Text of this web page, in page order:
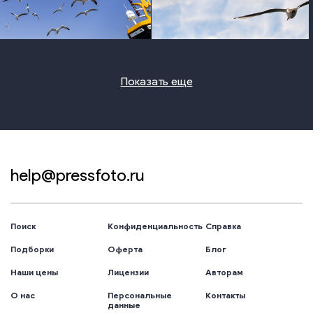
photo photo
Показать еще
help@pressfoto.ru
Поиск
Подборки
Наши цены
О нас
Конфиденциальность
Оферта
Лицензии
Персональные
данные
Справка
Блог
Авторам
Контакты